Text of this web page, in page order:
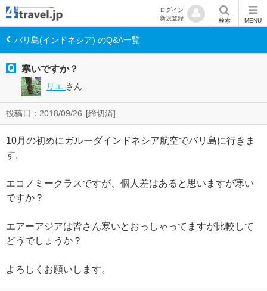
ログイン
新規登録
検索 MENU
バリ島(インドネシア) のQ&A一覧
寒いですか？
リエ さん
投稿日：2018/09/26 [締切済]
10月の初めにガルーダインドネシア航空でバリ島に行きま
す。
エコノミークラスですが、個人差はあると思いますが寒い
ですか？
エアーアジアは皆さん寒いとおっしゃってますが比較して
どうでしょうか？
よろしくお願いします。